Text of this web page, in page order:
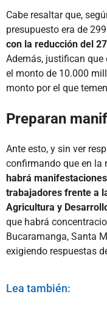
Cabe resaltar que,
presupuesto era de
con la reducción del
Además, justifican que
el monto de 10.000
monto por el que
Preparan
Ante esto, y sin ver
confirmando que en la
habrá
trabajadores frente a
Agricultura y
que habrá
Bucaramanga, Santa
exigiendo respuestas
Lea también: